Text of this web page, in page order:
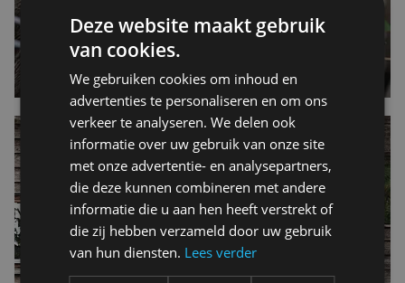
Deze website maakt gebruik
van cookies.
We gebruiken cookies om inhoud en
advertenties te personaliseren en om ons
verkeer te analyseren. We delen ook
informatie over uw gebruik van onze site
met onze advertentie- en analysepartners,
die deze kunnen combineren met andere
informatie die u aan hen heeft verstrekt of
die zij hebben verzameld door uw gebruik
van hun diensten. Lees verder